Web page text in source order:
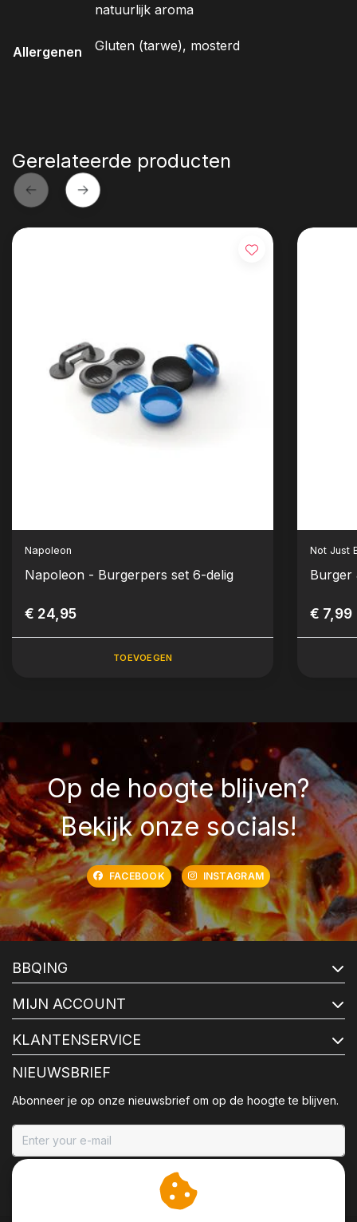
natuurlijk aroma
Allergenen Gluten (tarwe), mosterd
Gerelateerde producten
Napoleon
Napoleon - Burgerpers set 6-delig
€ 24,95
TOEVOEGEN
Not Just
Burger
€ 7,99
Op de hoogte blijven?
Bekijk onze socials!
FACEBOOK INSTAGRAM
BBQING
MIJN ACCOUNT
KLANTENSERVICE
NIEUWSBRIEF
Abonneer je op onze nieuwsbrief om op de hoogte te blijven.